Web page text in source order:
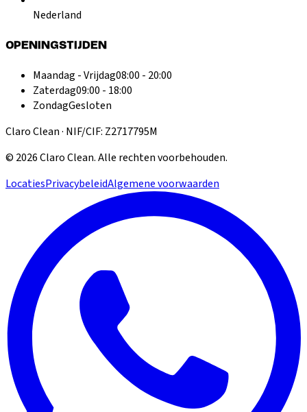
Nederland
OPENINGSTIJDEN
Maandag - Vrijdag08:00 - 20:00
Zaterdag09:00 - 18:00
ZondagGesloten
Claro Clean · NIF/CIF: Z2717795M
© 2026Claro Clean.Alle rechten voorbehouden.
LocatiesPrivacybeleidAlgemene voorwaarden